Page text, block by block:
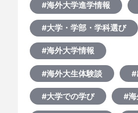
#海外大学進学情報
#大学・学部・学科選び
#海外大学情報
#海外大生体験談 #
#大学での学び #海